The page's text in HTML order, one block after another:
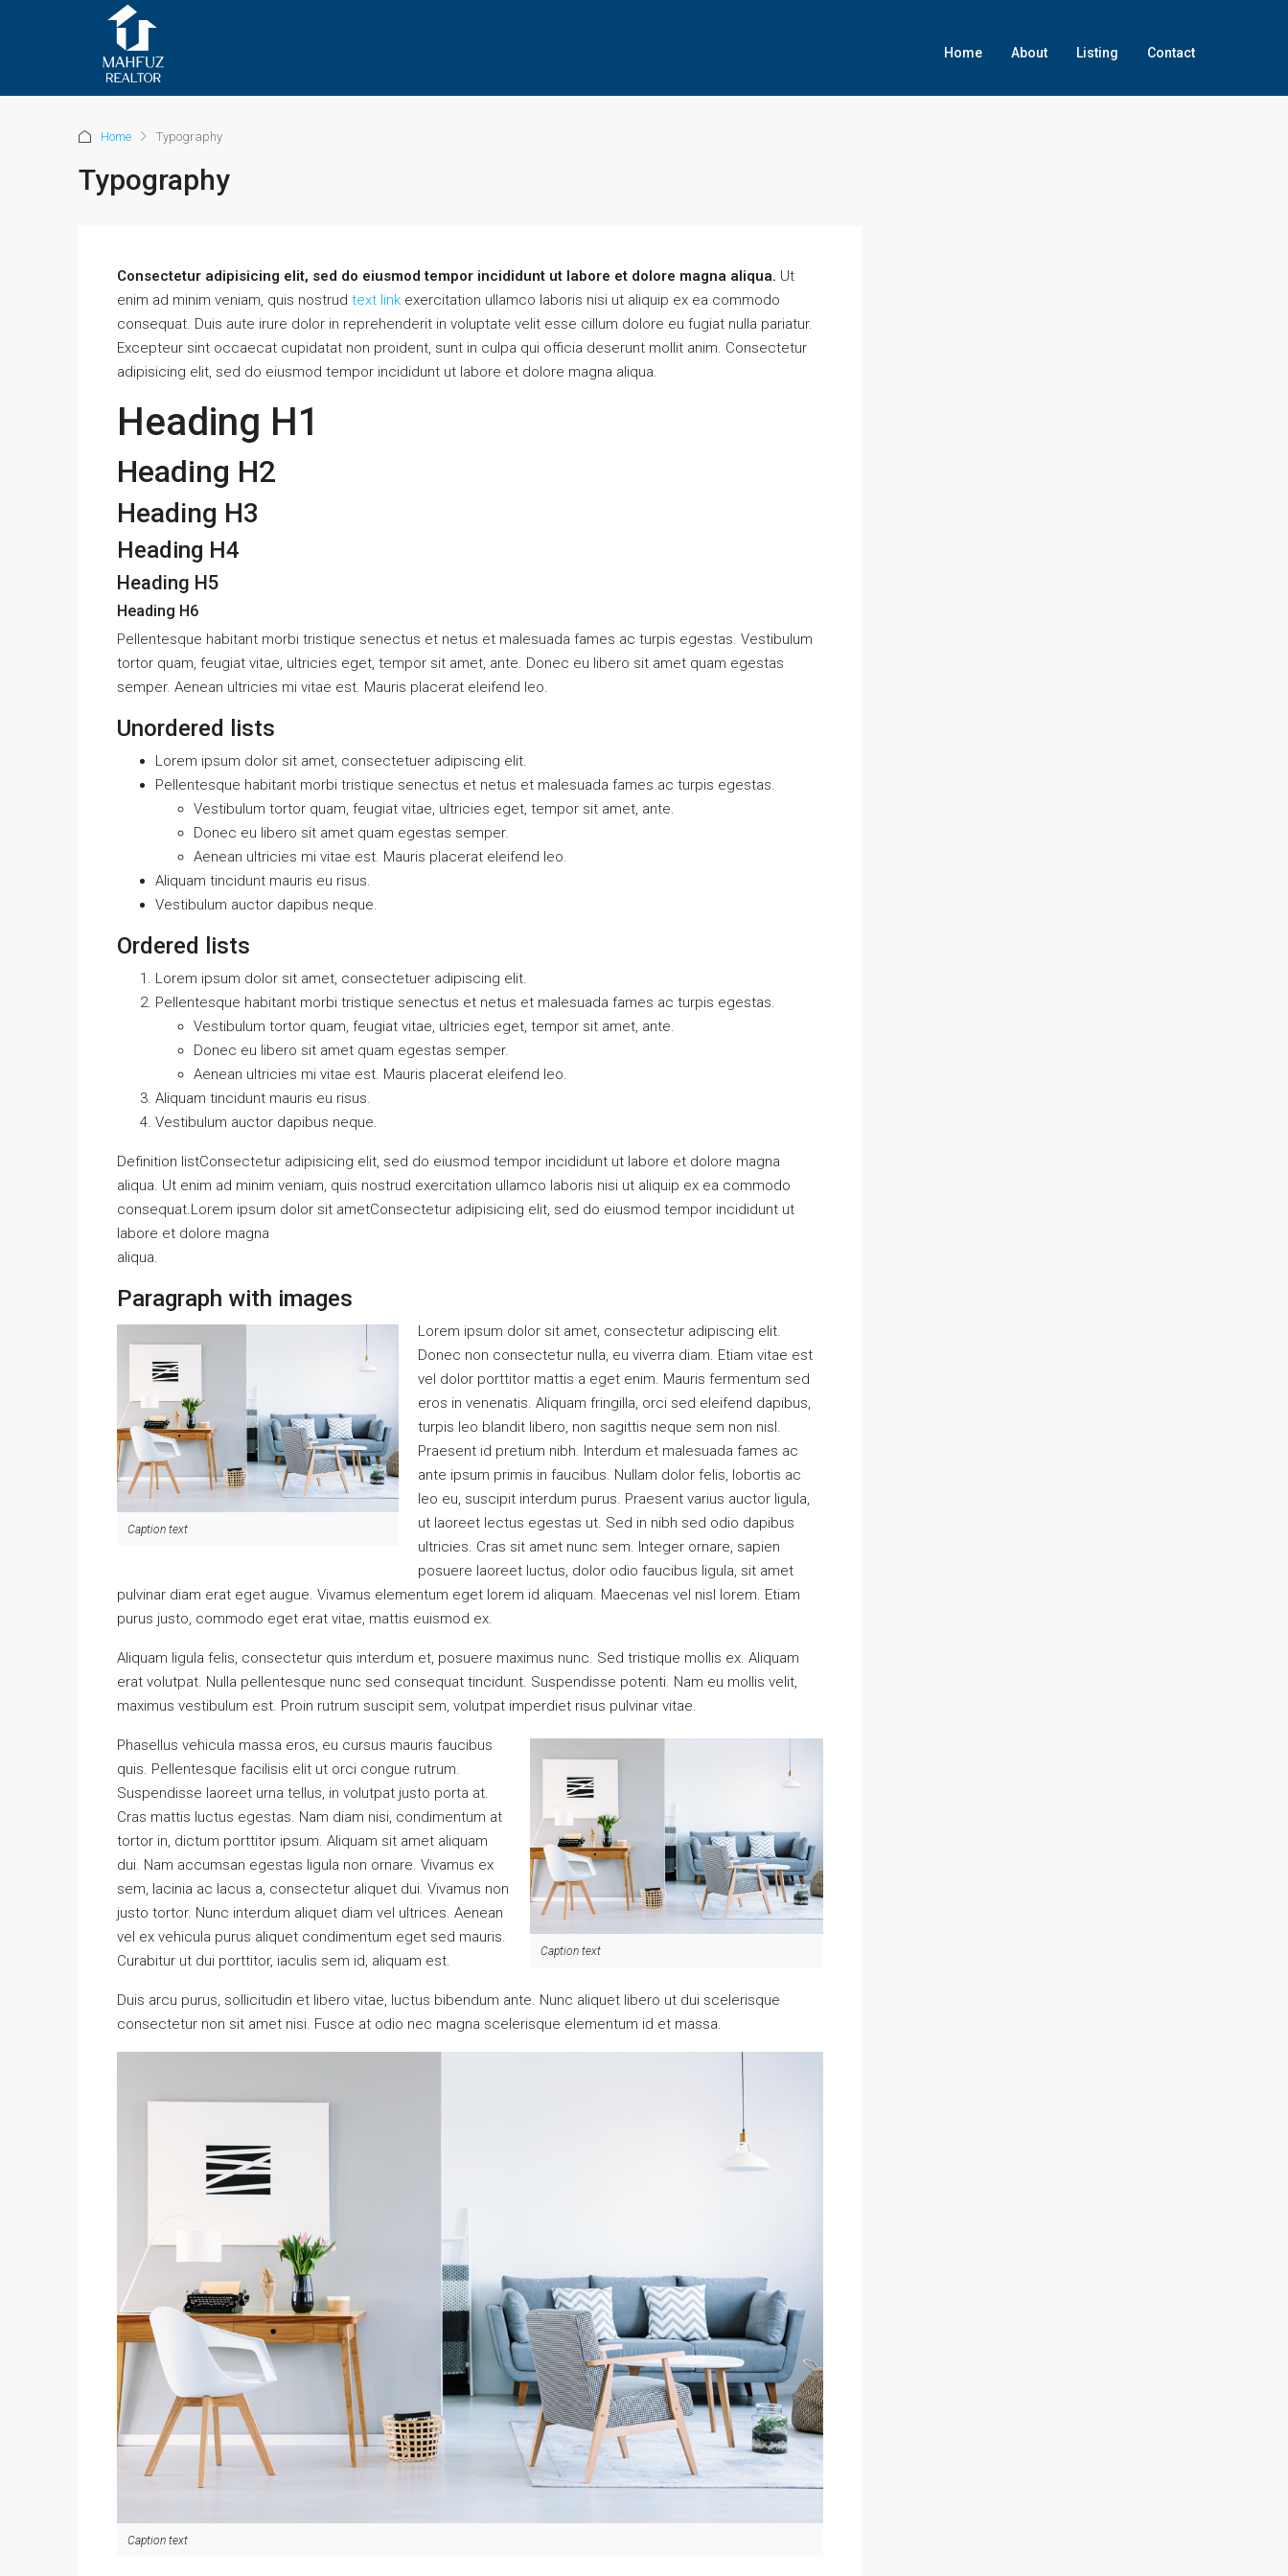
Home About Listing Contact
Home Typography
Typography
Consectetur adipisicing elit, sed do eiusmod tempor incididunt ut labore et dolore magna aliqua. Ut
enim ad minim veniam, quis nostrud text link exercitation ullamco laboris nisi ut aliquip ex ea commodo
consequat. Duis aute irure dolor in reprehenderit in voluptate velit esse cillum dolore eu fugiat nulla pariatur.
Excepteur sint occaecat cupidatat non proident, sunt in culpa qui officia deserunt mollit anim. Consectetur
adipisicing elit, sed do eiusmod tempor incididunt ut labore et dolore magna aliqua.
Heading H1
Heading H2
Heading H3
Heading H4
Heading H5
Heading H6
Pellentesque habitant morbi tristique senectus et netus et malesuada fames ac turpis egestas. Vestibulum
tortor quam, feugiat vitae, ultricies eget, tempor sit amet, ante. Donec eu libero sit amet quam egestas
semper. Aenean ultricies mi vitae est. Mauris placerat eleifend leo.
Unordered lists
Lorem ipsum dolor sit amet, consectetuer adipiscing elit.
Pellentesque habitant morbi tristique senectus et netus et malesuada fames ac turpis egestas.
Vestibulum tortor quam, feugiat vitae, ultricies eget, tempor sit amet, ante.
Donec eu libero sit amet quam egestas semper.
Aenean ultricies mi vitae est. Mauris placerat eleifend leo.
Aliquam tincidunt mauris eu risus.
Vestibulum auctor dapibus neque.
Ordered lists
Lorem ipsum dolor sit amet, consectetuer adipiscing elit.
Pellentesque habitant morbi tristique senectus et netus et malesuada fames ac turpis egestas.
Vestibulum tortor quam, feugiat vitae, ultricies eget, tempor sit amet, ante.
Donec eu libero sit amet quam egestas semper.
Aenean ultricies mi vitae est. Mauris placerat eleifend leo.
Aliquam tincidunt mauris eu risus.
Vestibulum auctor dapibus neque.
Definition listConsectetur adipisicing elit, sed do eiusmod tempor incididunt ut labore et dolore magna
aliqua. Ut enim ad minim veniam, quis nostrud exercitation ullamco laboris nisi ut aliquip ex ea commodo
consequat.Lorem ipsum dolor sit ametConsectetur adipisicing elit, sed do eiusmod tempor incididunt ut
labore et dolore magna
aliqua.
Paragraph with images
Caption text
Lorem ipsum dolor sit amet, consectetur adipiscing elit.
Donec non consectetur nulla, eu viverra diam. Etiam vitae est
vel dolor porttitor mattis a eget enim. Mauris fermentum sed
eros in venenatis. Aliquam fringilla, orci sed eleifend dapibus,
turpis leo blandit libero, non sagittis neque sem non nisl.
Praesent id pretium nibh. Interdum et malesuada fames ac
ante ipsum primis in faucibus. Nullam dolor felis, lobortis ac
leo eu, suscipit interdum purus. Praesent varius auctor ligula,
ut laoreet lectus egestas ut. Sed in nibh sed odio dapibus
ultricies. Cras sit amet nunc sem. Integer ornare, sapien
posuere laoreet luctus, dolor odio faucibus ligula, sit amet
pulvinar diam erat eget augue. Vivamus elementum eget lorem id aliquam. Maecenas vel nisl lorem. Etiam
purus justo, commodo eget erat vitae, mattis euismod ex.
Aliquam ligula felis, consectetur quis interdum et, posuere maximus nunc. Sed tristique mollis ex. Aliquam
erat volutpat. Nulla pellentesque nunc sed consequat tincidunt. Suspendisse potenti. Nam eu mollis velit,
maximus vestibulum est. Proin rutrum suscipit sem, volutpat imperdiet risus pulvinar vitae.
Caption text
Phasellus vehicula massa eros, eu cursus mauris faucibus
quis. Pellentesque facilisis elit ut orci congue rutrum.
Suspendisse laoreet urna tellus, in volutpat justo porta at.
Cras mattis luctus egestas. Nam diam nisi, condimentum at
tortor in, dictum porttitor ipsum. Aliquam sit amet aliquam
dui. Nam accumsan egestas ligula non ornare. Vivamus ex
sem, lacinia ac lacus a, consectetur aliquet dui. Vivamus non
justo tortor. Nunc interdum aliquet diam vel ultrices. Aenean
vel ex vehicula purus aliquet condimentum eget sed mauris.
Curabitur ut dui porttitor, iaculis sem id, aliquam est.
Duis arcu purus, sollicitudin et libero vitae, luctus bibendum ante. Nunc aliquet libero ut dui scelerisque
consectetur non sit amet nisi. Fusce at odio nec magna scelerisque elementum id et massa.
Caption text